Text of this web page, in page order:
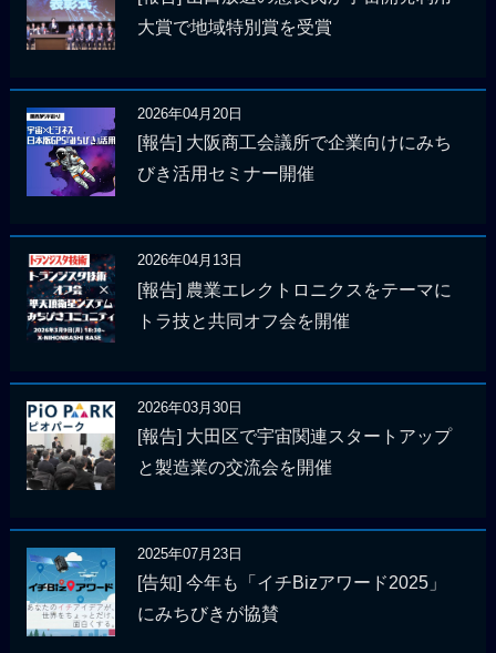
大賞で地域特別賞を受賞
2026年04月20日
[報告] 大阪商工会議所で企業向けにみち
びき活用セミナー開催
2026年04月13日
[報告] 農業エレクトロニクスをテーマに
トラ技と共同オフ会を開催
2026年03月30日
[報告] 大田区で宇宙関連スタートアップ
と製造業の交流会を開催
2025年07月23日
[告知] 今年も「イチBizアワード2025」
にみちびきが協賛